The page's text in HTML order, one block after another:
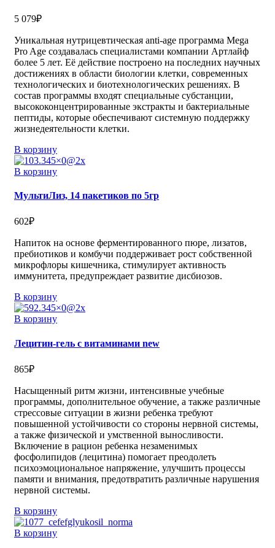
5 079₽
Уникальная нутрицевтическая anti-age программа Mega
Pro Age cоздавалаcь специалистами компании Артлайф
более 5 лет. Её действие построено на последних научных
достижениях в области биологии клетки, современных
технологических и биотехнологических решениях. В
состав программы входят специальные субстанции,
высококонцентрированные экстракты и бактериальные
пептиды, которые обеспечивают системную поддержку
жизнедеятельности клетки.
В корзину
В корзину
МультиЛиз, 14 пакетиков по 5гр
602₽
Напиток на основе ферментированного пюре, лизатов,
пребиотиков и комбучи поддерживает рост собственной
микрофлоры кишечника, стимулирует активность
иммунитета, предупреждает развитие дисбиозов.
В корзину
В корзину
Лецитин-гель с витаминами new
865₽
Насыщенный ритм жизни, интенсивные учебные
программы, дополнительное обучение, а также различные
стрессовые ситуации в жизни ребенка требуют
повышенной устойчивости со стороны нервной системы,
а также физической и умственной выносливости.
Включение в рацион ребенка незаменимых
фосфолипидов (лецитина) помогает преодолеть
психоэмоциональное напряжение, улучшить процессы
памяти и внимания, предотвратить различные нарушения
нервной системы.
В корзину
В корзину